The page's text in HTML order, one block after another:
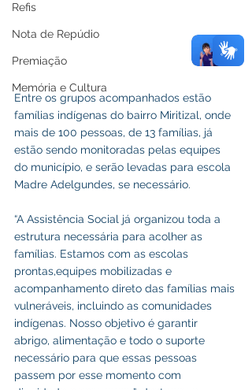
Refis
Nota de Repúdio
Premiação
Memória e Cultura
Entre os grupos acompanhados estão
famílias indígenas do bairro Miritizal, onde
mais de 100 pessoas, de 13 famílias, já
estão sendo monitoradas pelas equipes
do município, e serão levadas para escola
Madre Adelgundes, se necessário.
“A Assistência Social já organizou toda a
estrutura necessária para acolher as
famílias. Estamos com as escolas
prontas,equipes mobilizadas e
acompanhamento direto das famílias mais
vulneráveis, incluindo as comunidades
indígenas. Nosso objetivo é garantir
abrigo, alimentação e todo o suporte
necessário para que essas pessoas
passem por esse momento com